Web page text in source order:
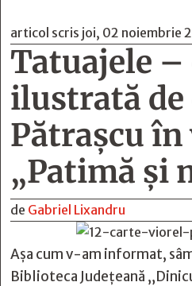
articol scris joi, 02 noiembrie
Tatuajele –
ilustrată de
Pătraşcu
„Patimă şi
de Gabriel Lixandru
Așa cum v-am informat,
Biblioteca Judeţeană